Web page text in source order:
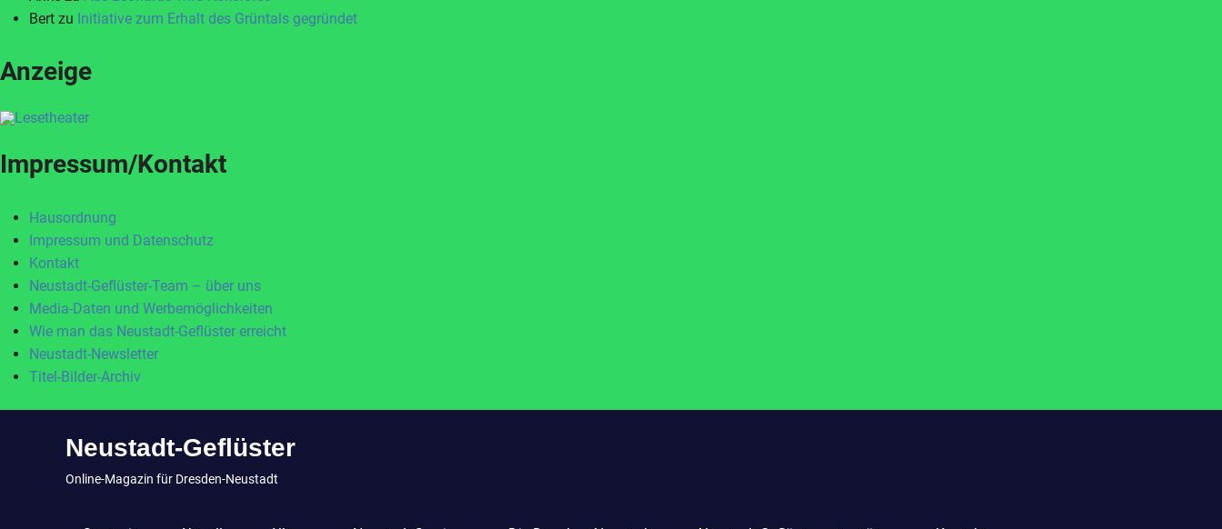
Bert zu Initiative zum Erhalt des Grüntals gegründet
Anzeige
Impressum/Kontakt
Hausordnung
Impressum und Datenschutz
Kontakt
Neustadt-Geflüster-Team – über uns
Media-Daten und Werbemöglichkeiten
Wie man das Neustadt-Geflüster erreicht
Neustadt-Newsletter
Titel-Bilder-Archiv
Neustadt-Geflüster
Online-Magazin für Dresden-Neustadt